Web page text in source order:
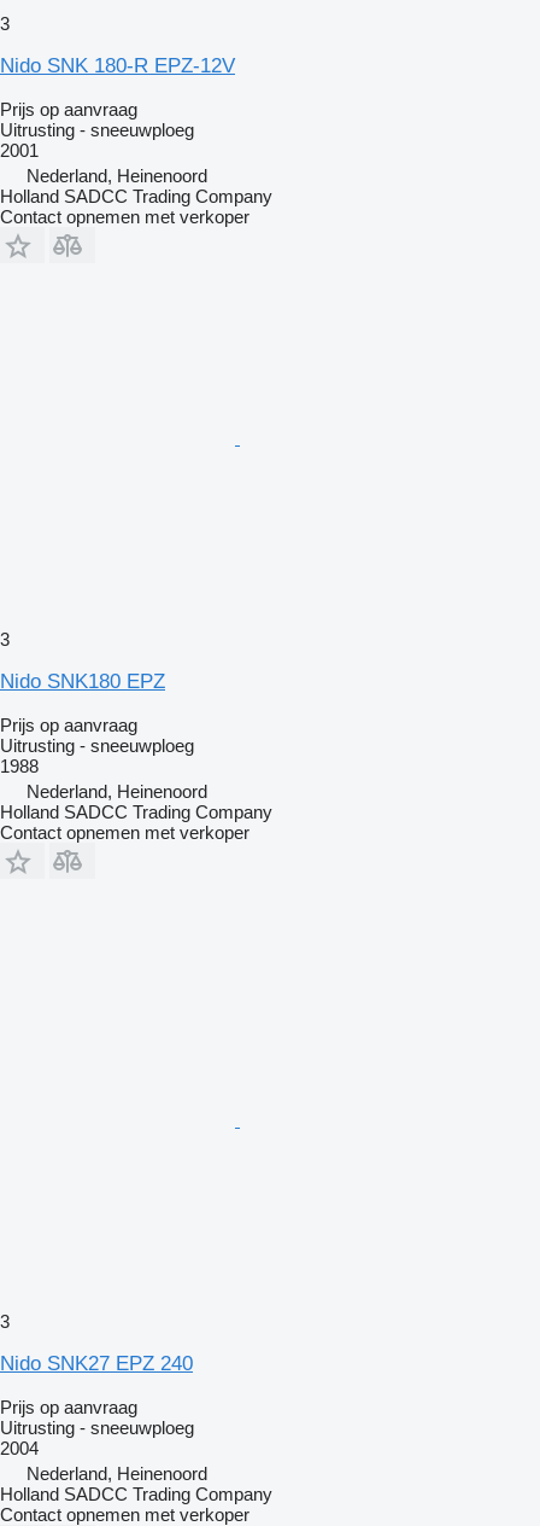
3
Nido SNK 180-R EPZ-12V
Prijs op aanvraag
Uitrusting - sneeuwploeg
2001
Nederland, Heinenoord
Holland SADCC Trading Company
Contact opnemen met verkoper
3
Nido SNK180 EPZ
Prijs op aanvraag
Uitrusting - sneeuwploeg
1988
Nederland, Heinenoord
Holland SADCC Trading Company
Contact opnemen met verkoper
3
Nido SNK27 EPZ 240
Prijs op aanvraag
Uitrusting - sneeuwploeg
2004
Nederland, Heinenoord
Holland SADCC Trading Company
Contact opnemen met verkoper